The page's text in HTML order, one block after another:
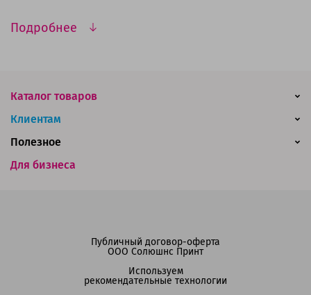
Подробнее
Каталог товаров
Клиентам
Для бизнеса
Полезное
Публичный договор-оферта
ООО Солюшнс Принт
Используем
рекомендательные технологии